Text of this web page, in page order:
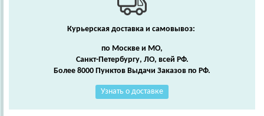
Курьерская доставка и самовывоз:
по Москве и МО,
Санкт-Петербургу, ЛО, всей РФ.
Более 8000 Пунктов Выдачи Заказов по РФ.
Узнать о доставке